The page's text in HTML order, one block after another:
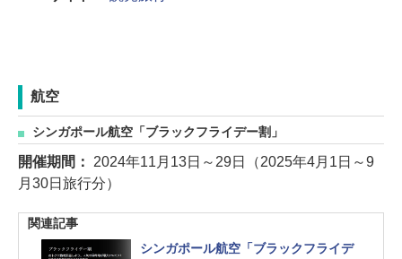
航空
シンガポール航空「ブラックフライデー割」
開催期間： 2024年11月13日～29日（2025年4月1日～9
月30日旅行分）
関連記事
シンガポール航空「ブラックフライデ